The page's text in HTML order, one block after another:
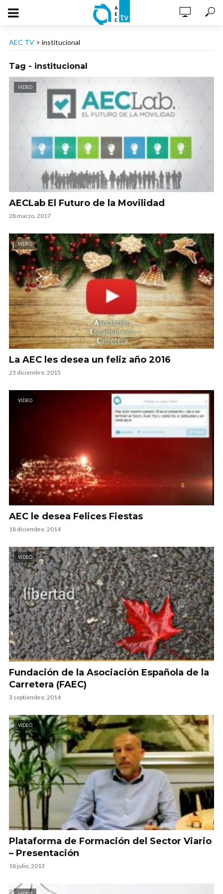
AEC TV > institucional
Tag - institucional
VIDEO
AECLab El Futuro de la Movilidad
28 marzo, 2017
VIDEO
La AEC les desea un feliz año 2016
23 diciembre, 2015
VIDEO
AEC le desea Felices Fiestas
18 diciembre, 2014
VIDEO
Fundación de la Asociación Española de la
Carretera (FAEC)
3 septiembre, 2014
VIDEO
Plataforma de Formación del Sector Viario
– Presentación
18 julio, 2013